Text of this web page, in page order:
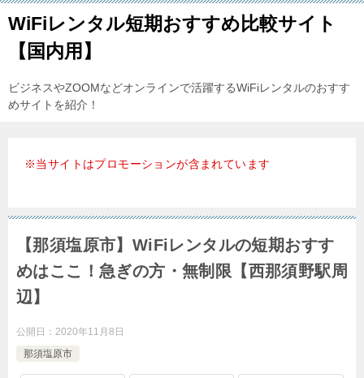
WiFiレンタル短期おすすめ比較サイト
【国内用】
ビジネスやZOOMなどオンラインで活躍するWiFiレンタルのおすす
めサイトを紹介！
※当サイトはプロモーションが含まれています
【那須塩原市】WiFiレンタルの短期おすす
めはここ！急ぎの方・無制限【西那須野駅周
辺】
公開日： 2020年11月8日
那須塩原市